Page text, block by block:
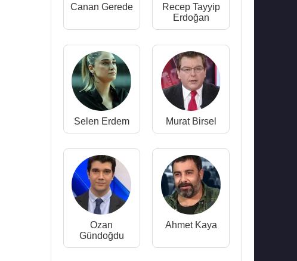
Canan Gerede
Recep Tayyip
Erdoğan
Selen Erdem Murat Birsel
Ozan
Gündoğdu
Ahmet Kaya